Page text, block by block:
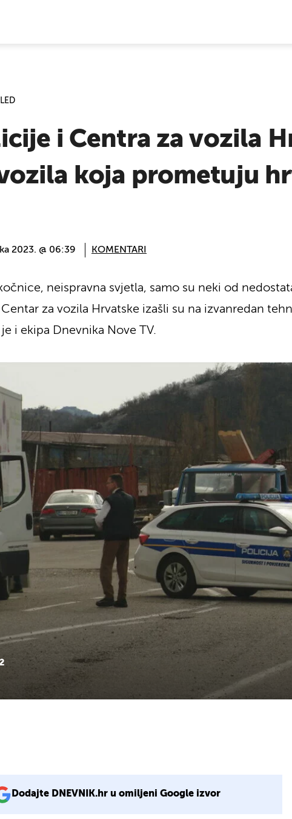
i Centra za vozila
koja prometuju
2023. @ 06:39 KOMENTARI
neispravna svjetla, samo su neki od
za vozila Hrvatske izašli su na izvanredan
i ekipa Dnevnika Nove TV.
Dodajte DNEVNIK.hr u omiljeni Google izvor